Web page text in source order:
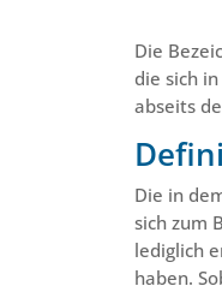
Die
die sich
abseits
Die in
sich zum
lediglich
haben.